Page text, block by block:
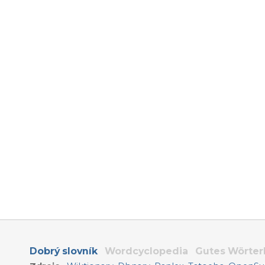
Dobrý slovník Wordcyclopedia Gutes